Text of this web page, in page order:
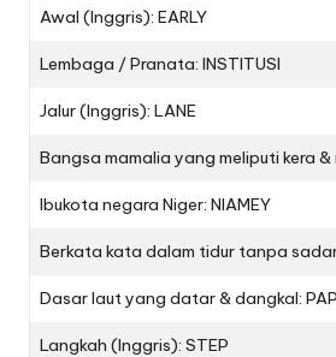
Awal (Inggris): EARLY
Lembaga / Pranata: INSTITUSI
Jalur (Inggris): LANE
Bangsa mamalia yang meliputi kera &
Ibukota negara Niger: NIAMEY
Berkata kata dalam tidur tanpa
Dasar laut yang datar & dangkal:
Langkah (Inggris): STEP